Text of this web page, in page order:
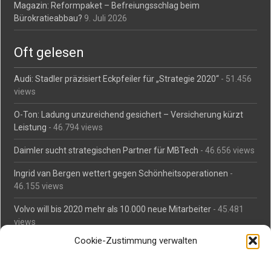
Cookie-Zustimmung verwalten
Magazin: Reformpaket – Befreiungsschlag beim
Bürokratieabbau? 9. Juli 2026
Oft gelesen
Audi: Stadler präzisiert Eckpfeiler für „Strategie 2020“ - 51.456
views
O-Ton: Ladung unzureichend gesichert – Versicherung kürzt
Leistung - 46.794 views
Daimler sucht strategischen Partner für MBTech - 46.656 views
Ingrid van Bergen wettert gegen Schönheitsoperationen -
46.155 views
Volvo will bis 2020 mehr als 10.000 neue Mitarbeiter - 45.481
views
Mäßiges Interesse an Daimlers MBtech- 44.711 views